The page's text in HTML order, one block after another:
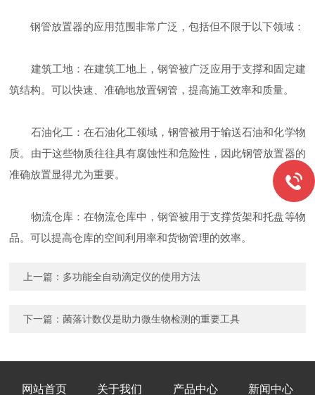
钢管放置器的应用范围非常广泛，包括但不限于以下领域：
建筑工地：在建筑工地上，钢管被广泛应用于支撑和固定建
筑结构。可以快速、准确地放置钢管，提高施工效率和质量。
石油化工：在石油化工领域，钢管被用于输送石油和化学物
质。由于这些物质往往具有腐蚀性和危险性，因此钢管放置器的
准确放置显得尤为重要。
物流仓库：在物流仓库中，钢管被用于支撑货架和托盘等物
品。可以提高仓库的空间利用率和货物管理的效率。
上一篇： 多功能全自动滴定仪的使用方法
下一篇：菌落计数仪是助力微生物检测的重要工具
网站首页 关于我们 产品中心 新闻中心